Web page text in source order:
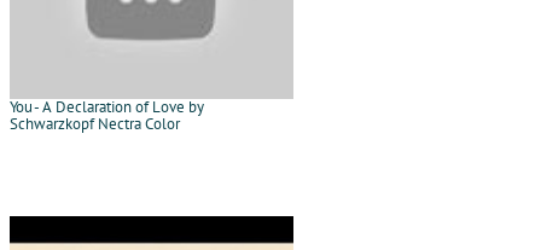
You - A Declaration of Love by
Schwarzkopf Nectra Color